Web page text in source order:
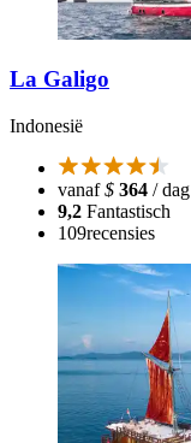
La Galigo
Indonesië
vanaf$ 364 / dag
9,2 Fantastisch
109recensies